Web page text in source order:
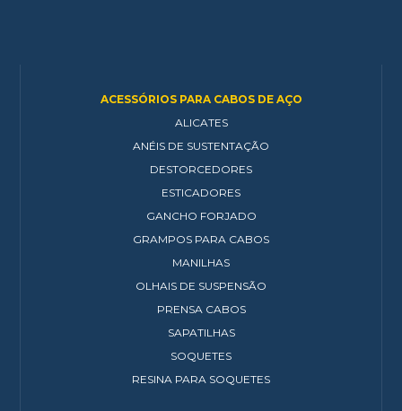
ACESSÓRIOS PARA CABOS DE AÇO
ALICATES
ANÉIS DE SUSTENTAÇÃO
DESTORCEDORES
ESTICADORES
GANCHO FORJADO
GRAMPOS PARA CABOS
MANILHAS
OLHAIS DE SUSPENSÃO
PRENSA CABOS
SAPATILHAS
SOQUETES
RESINA PARA SOQUETES